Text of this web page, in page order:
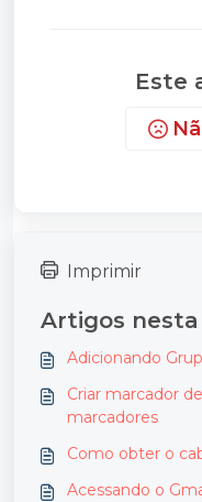
Este
Imprimir
Artigos
Adicionando
Criar marcador
marcadores
Como obter o
Acessando o